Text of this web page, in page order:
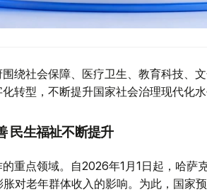
绕社会保障、医疗卫生、教育科技、
转型，不断提升国家社会治理现代化水
民生福祉不断提升
重点领域。自2026年1月1日起，哈萨
对老年群体收入的影响。为此，国家